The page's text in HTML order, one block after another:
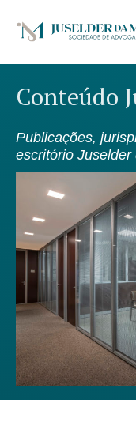
para
conteúdo
Conteúdo
Publicações,
escritório Juselder